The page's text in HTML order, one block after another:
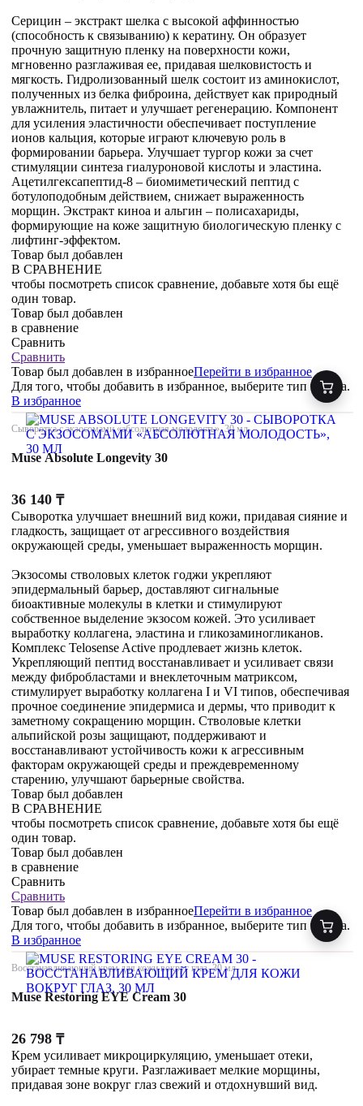
Серицин – экстракт шелка с высокой аффинностью
(способность к связыванию) к кератину. Он образует
прочную защитную пленку на поверхности кожи,
мгновенно разглаживая ее, придавая шелковистость и
мягкость. Гидролизованный шелк состоит из аминокислот,
полученных из белка фиброина, действует как природный
увлажнитель, питает и улучшает регенерацию. Компонент
для усиления эластичности обеспечивает поступление
ионов кальция, которые играют ключевую роль в
формировании барьера. Улучшает тургор кожи за счет
стимуляции синтеза гиалуроновой кислоты и эластина.
Ацетилгексапептид-8 – биомиметический пептид с
ботулоподобным действием, снижает выраженность
морщин. Экстракт киноа и альгин – полисахариды,
формирующие на коже защитную биологическую пленку с
лифтинг-эффектом.
Товар был добавлен
В СРАВНЕНИЕ
чтобы посмотреть список сравнение, добавьте хотя бы ещё
один товар.
Товар был добавлен
в сравнение
Сравнить
Сравнить
Товар был добавлен в избранноеПерейти в избранное
Для того, чтобы добавить в избранное, выберите тип товара.
В избранное
Сыворотка с экзосомами «абсолютная молодость», 30 мл
Muse Absolute Longevity 30
36 140 ₸
Сыворотка улучшает внешний вид кожи, придавая сияние и
гладкость, защищает от агрессивного воздействия
окружающей среды, уменьшает выраженность морщин.
Экзосомы стволовых клеток годжи укрепляют
эпидермальный барьер, доставляют сигнальные
биоактивные молекулы в клетки и стимулируют
собственное выделение экзосом кожей. Это усиливает
выработку коллагена, эластина и гликозаминогликанов.
Комплекс Telosense Active продлевает жизнь клеток.
Укрепляющий пептид восстанавливает и усиливает связи
между фибробластами и внеклеточным матриксом,
стимулирует выработку коллагена I и VI типов, обеспечивая
прочное соединение эпидермиса и дермы, что приводит к
заметному сокращению морщин. Стволовые клетки
альпийской розы защищают, поддерживают и
восстанавливают устойчивость кожи к агрессивным
факторам окружающей среды и преждевременному
старению, улучшают барьерные свойства.
Товар был добавлен
В СРАВНЕНИЕ
чтобы посмотреть список сравнение, добавьте хотя бы ещё
один товар.
Товар был добавлен
в сравнение
Сравнить
Сравнить
Товар был добавлен в избранноеПерейти в избранное
Для того, чтобы добавить в избранное, выберите тип товара.
В избранное
Восстанавливающий крем для кожи вокруг глаз, 30 мл
Muse Restoring EYE Cream 30
26 798 ₸
Крем усиливает микроциркуляцию, уменьшает отеки,
убирает темные круги. Разглаживает мелкие морщины,
придавая зоне вокруг глаз свежий и отдохнувший вид.